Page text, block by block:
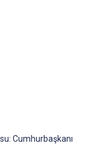
Cumhurbaşkanı